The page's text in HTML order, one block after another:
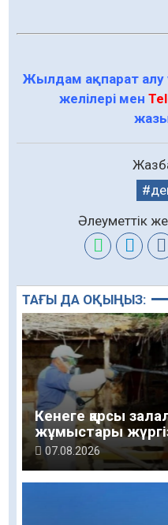
Жылдам ақпарат алу
желілері мен
Әлеуметтік
ТАҒЫ ДА ОҚЫҢЫЗ:
Кенеге қарсы
жұмыстары
07.08.2026